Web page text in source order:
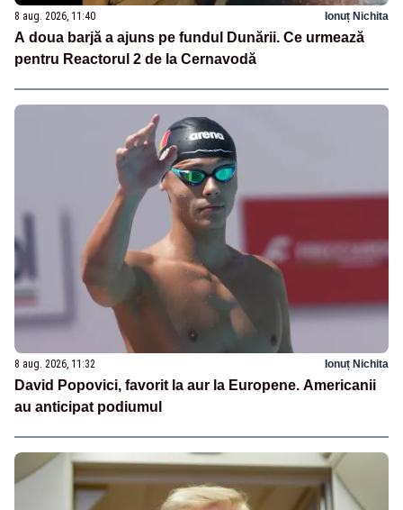
8 aug. 2026, 11:40 Ionuț Nichita
A doua barjă a ajuns pe fundul Dunării. Ce urmează
pentru Reactorul 2 de la Cernavodă
8 aug. 2026, 11:32 Ionuț Nichita
David Popovici, favorit la aur la Europene. Americanii
au anticipat podiumul